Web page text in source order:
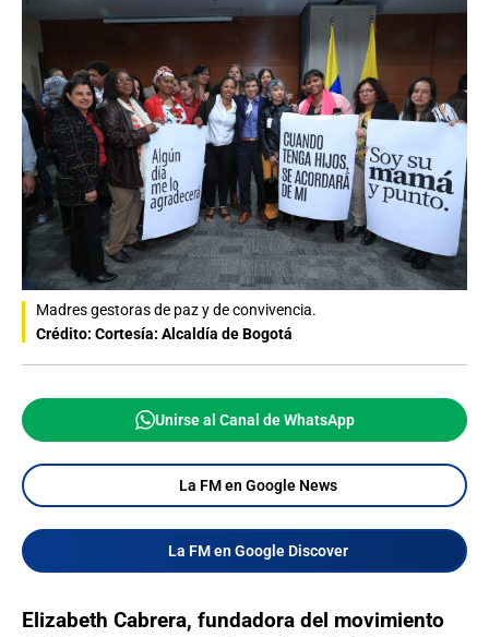
Madres gestoras de paz y de convivencia.
Crédito: Cortesía: Alcaldía de Bogotá
Unirse al Canal de WhatsApp
La FM en Google News
La FM en Google Discover
Elizabeth Cabrera, fundadora del movimiento